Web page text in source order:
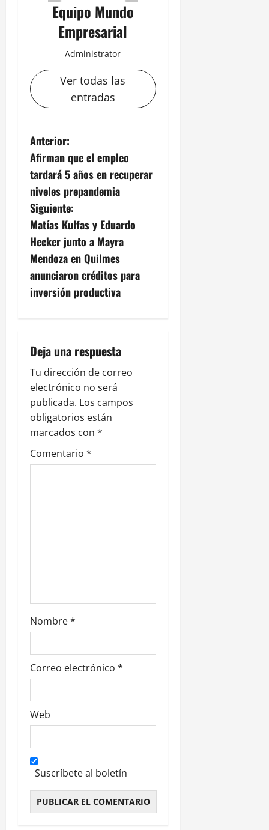
Equipo Mundo
Empresarial
Administrator
Ver todas las
entradas
N
a
v
e
g
a
c
ó
n
d
e
e
n
a
s
Anterior:
Afirman que el empleo
tardará 5 años en recuperar
niveles prepandemia
Siguiente:
Matías Kulfas y Eduardo
Hecker junto a Mayra
Mendoza en Quilmes
anunciaron créditos para
inversión productiva
Deja una respuesta
Tu dirección de correo
electrónico no será
publicada. Los campos
obligatorios están
marcados con *
Comentario *
Nombre*
Correo electrónico *
Web
Suscríbete al boletín